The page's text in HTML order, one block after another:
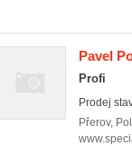
Pavel
Profi
Prodej
Přerov,